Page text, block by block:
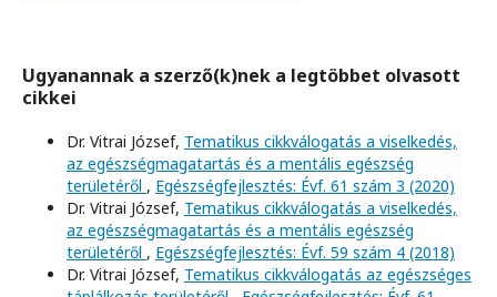
Ugyanannak a szerző(k)nek a legtöbbet olvasott
cikkei
Dr. Vitrai József, Tematikus cikkválogatás a viselkedés,
az egészségmagatartás és a mentális egészség
területéről , Egészségfejlesztés: Évf. 61 szám 3 (2020)
Dr. Vitrai József, Tematikus cikkválogatás a viselkedés,
az egészségmagatartás és a mentális egészség
területéről , Egészségfejlesztés: Évf. 59 szám 4 (2018)
Dr. Vitrai József, Tematikus cikkválogatás az egészséges